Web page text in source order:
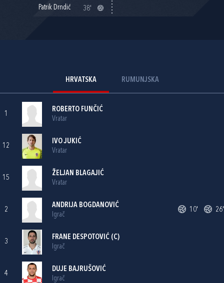
Patrik Drndić
38'
HRVATSKA RUMUNJSKA
1
ROBERTO FUNČIĆ
Vratar
12
IVO JUKIĆ
Vratar
15
ŽELJAN BLAGAJIĆ
Vratar
2
ANDRIJA BOGDANOVIĆ
Igrač
10' 26'
3
FRANE DESPOTOVIĆ (C)
Igrač
4
DUJE BAJRUŠOVIĆ
Igrač